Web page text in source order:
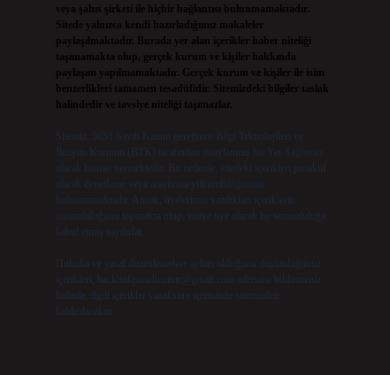
veya şahıs şirketi ile hiçbir bağlantısı bulunmamaktadır.
Sitede yalnızca kendi hazırladığımız makaleler
paylaşılmaktadır. Burada yer alan içerikler haber niteliği
taşımamakta olup, gerçek kurum ve kişiler hakkında
paylaşım yapılmamaktadır. Gerçek kurum ve kişiler ile isim
benzerlikleri tamamen tesadüfidir. Sitemizdeki bilgiler taslak
halindedir ve tavsiye niteliği taşımazlar.
Sitemiz, 5651 Sayılı Kanun gereğince Bilgi Teknolojileri ve
İletişim Kurumu (BTK) tarafından onaylanmış bir Yer Sağlayıcı
olarak hizmet vermektedir. Bu nedenle, sitedeki içerikleri proaktif
olarak denetleme veya araştırma yükümlülüğümüz
bulunmamaktadır. Ancak, üyelerimiz yazdıkları içeriklerin
sorumluluğunu taşımakta olup, siteye üye olarak bu sorumluluğu
kabul etmiş sayılırlar.
Hukuka ve yasal düzenlemelere aykırı olduğunu düşündüğünüz
içerikleri,
backlinkpanelicomtr@gmail.com adresine bildirmeniz
halinde, ilgili içerikler yasal süre içerisinde sitemizden
kaldırılacaktır.